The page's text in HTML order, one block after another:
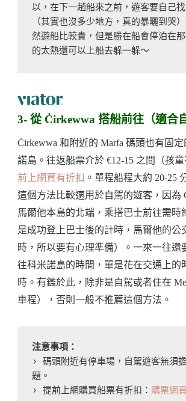
以，在下一趟船來之前，遊客要自己
（其實也沒多少地方，真的暴曬到哭
然遊船比較貴，但是勝在船會停泊在
的太熱還可以上船去躲一躲～
3- 從 Ċirkewwa 搭船前往（適合
Ċirkewwa 和附近的 Marfa 碼頭也有固
諾島。往返船票介於 €12-15 之間（孩童
前上網買有折扣 。單程船程大約 20-25
這個方法比較適用於自駕的遊客，因為
馬爾他本島的北端，乘搭巴士前往需時
是成功登上巴士後的計時，馬爾他的公
時，所以要有心理準備）。一來一往還
往科米諾島的時間，單是花在交通上的
時。有鑑於此，除非是自駕或者住在
車程），否則一般不推薦這個方法。
注意事項：
› 碼頭附近有停車場，自駕遊客無須
題。
› 提前上網購買船票有折扣： 購票網頁